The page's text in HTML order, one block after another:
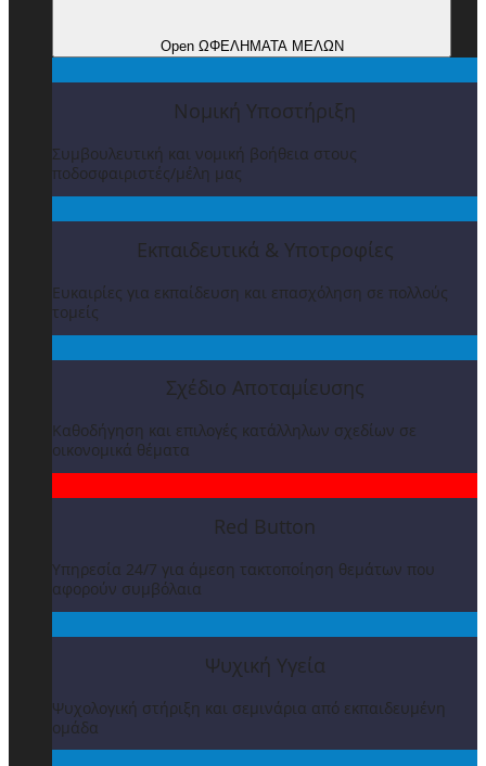
Open ΩΦΕΛΗΜΑΤΑ ΜΕΛΩΝ
Νομική Υποστήριξη
Συμβουλευτική και νομική βοήθεια στους
ποδοσφαιριστές/μέλη μας
Εκπαιδευτικά & Υποτροφίες
Ευκαιρίες για εκπαίδευση και επασχόληση σε πολλούς
τομείς
Σχέδιο Αποταμίευσης
Καθοδήγηση και επιλογές κατάλληλων σχεδίων σε
οικονομικά θέματα
Red Button
Υπηρεσία 24/7 για άμεση τακτοποίηση θεμάτων που
αφορούν συμβόλαια
Ψυχική Υγεία
Ψυχολογική στήριξη και σεμινάρια από εκπαιδευμένη
ομάδα